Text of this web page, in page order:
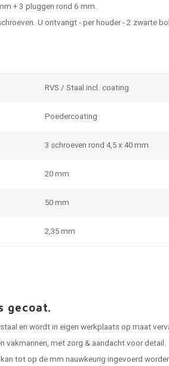
+ 3 pluggen rond 6 mm.
U ontvangt - per houder - 2 zwarte
RVS / Staal incl. coating
Poedercoating
3 schroeven rond 4,5 x 40 mm
20 mm
50 mm
2,35 mm
gecoat.
en wordt in eigen werkplaats op maat
vakmannen, met zorg & aandacht voor detail.
tot op de mm nauwkeurig ingevoerd